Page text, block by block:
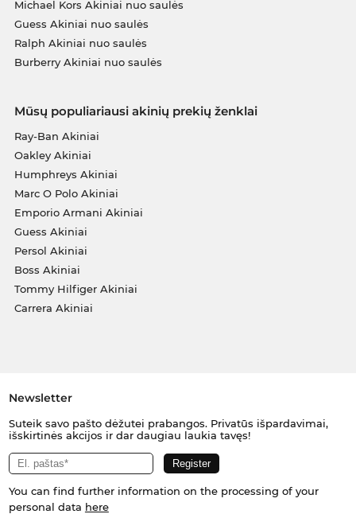
Michael Kors Akiniai nuo saulės
Guess Akiniai nuo saulės
Ralph Akiniai nuo saulės
Burberry Akiniai nuo saulės
Mūsų populiariausi akinių prekių ženklai
Ray-Ban Akiniai
Oakley Akiniai
Humphreys Akiniai
Marc O Polo Akiniai
Emporio Armani Akiniai
Guess Akiniai
Persol Akiniai
Boss Akiniai
Tommy Hilfiger Akiniai
Carrera Akiniai
Newsletter
Suteik savo pašto dėžutei prabangos. Privatūs išpardavimai,
išskirtinės akcijos ir dar daugiau laukia tavęs!
You can find further information on the processing of your
personal data here